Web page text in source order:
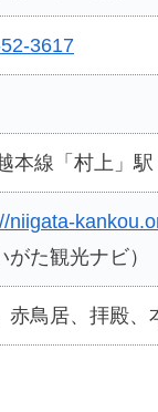
3617
本線「村上」
niigata-
がた観光ナビ）
赤鳥居、拝殿、